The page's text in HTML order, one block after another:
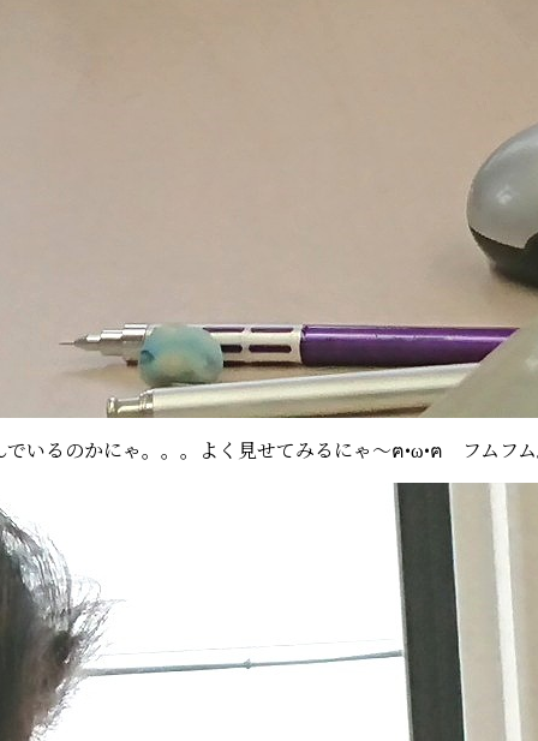
いるのかにゃ。。。よく見せてみるにゃ～ฅ•ω•ฅ フムフ